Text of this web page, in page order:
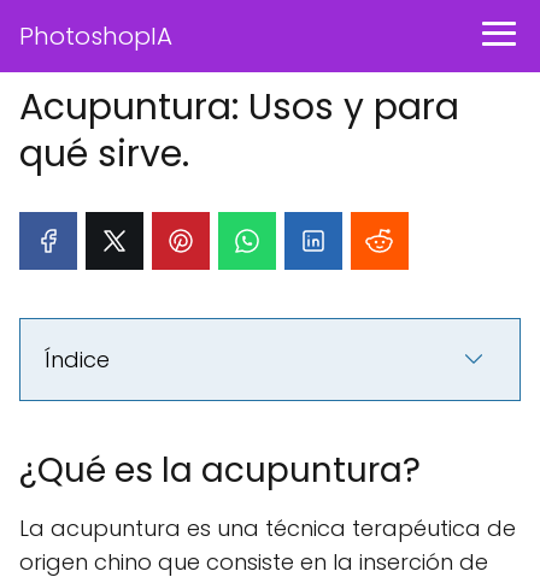
PhotoshopIA
Acupuntura: Usos y para
qué sirve.
Índice
¿Qué es la acupuntura?
La acupuntura es una técnica terapéutica de
origen chino que consiste en la inserción de